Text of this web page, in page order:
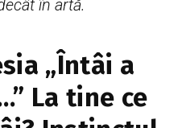
în artă.
„Întâi a
La tine ce